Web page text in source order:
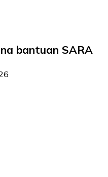
bantuan SARA